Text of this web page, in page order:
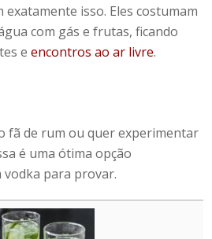
isso. Eles costumam
com gás e frutas, ficando
eencontros ao ar livre.
fã de rum ou quer experimentar
é uma ótima opção
vodka para provar.